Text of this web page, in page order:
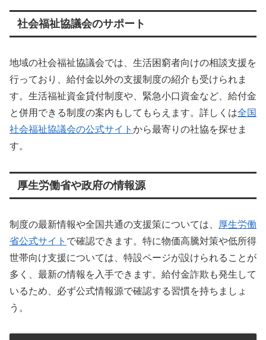
社会福祉協議会のサポート
地域の社会福祉協議会では、生活困窮者向けの相談支援を
行っており、給付金以外の支援制度の紹介も受けられま
す。生活福祉資金貸付制度や、緊急小口資金など、給付金
と併用できる制度の案内もしてもらえます。詳しくは全国
社会福祉協議会の公式サイト から最寄りの社協を探せま
す。
厚生労働省や政府の情報源
制度の最新情報や全国共通の支援策については、
厚生労働
省公式サイト で確認できます。特に物価高騰対策や低所得
世帯向け支援については、特設ページが設けられることが
多く、最新の情報を入手できます。給付金詐欺も発生して
いるため、必ず公式情報源で確認する習慣を持ちましょ
う。